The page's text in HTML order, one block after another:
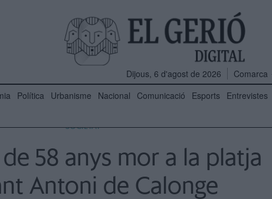
Dijous, 6 d'agost de 2026
Comarca
Política Urbanisme Nacional Comunicació Esports Entrevistes
SOCIETAT
58 anys mor a la platja
Antoni de Calonge